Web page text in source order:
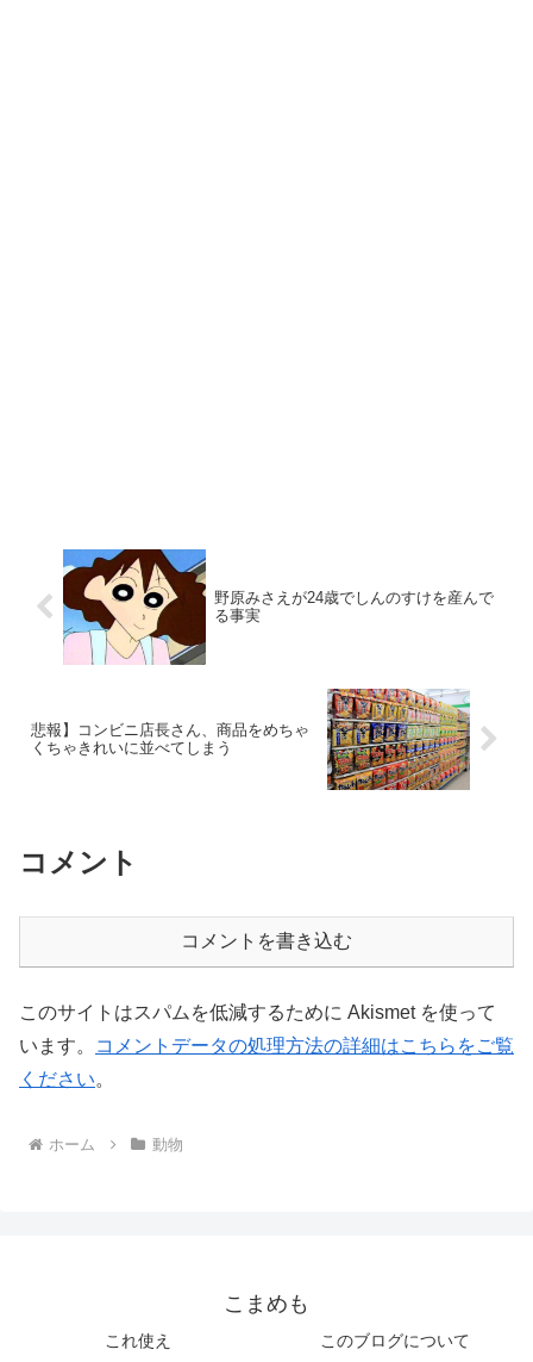
野原みさえが24歳でしんのすけを産んで
る事実
悲報】コンビニ店長さん、商品をめちゃ
くちゃきれいに並べてしまう
コメント
コメントを書き込む
このサイトはスパムを低減するために Akismet を使って
います。
コメントデータの処理方法の詳細はこちらをご覧
ください。
ホーム 動物
こまめも
これ使え このブログについて